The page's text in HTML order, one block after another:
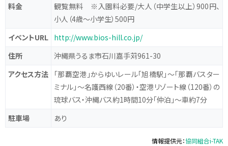
料金
観覧無料 ※入園料必要/大人（中学生以上）900円、
小人（4歳～小学生）500円
イベントURL http://www.bios-hill.co.jp/
住所
沖縄県うるま市石川嘉手苅961-30
アクセス方法
「那覇空港」からゆいレール「旭橋駅」～「那覇バスター
ミナル」～名護西線（20番）・空港リゾート線（120番）の
琉球バス・沖縄バス約1時間10分「仲泊」～車約7分
駐車場
あり
情報提供元：協同組合i-TAK